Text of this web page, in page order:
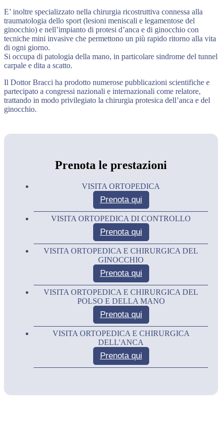
E’ inoltre specializzato nella chirurgia ricostruttiva connessa alla
traumatologia dello sport (lesioni meniscali e legamentose del
ginocchio) e nell’impianto di protesi d’anca e di ginocchio con
tecniche mini invasive che permettono un più rapido ritorno alla vita
di ogni giorno.
Si occupa di patologia della mano, in particolare sindrome del tunnel
carpale e dita a scatto.
Il Dottor Bracci ha prodotto numerose pubblicazioni scientifiche e
partecipato a congressi nazionali e internazionali come relatore,
trattando in modo privilegiato la chirurgia protesica dell’anca e del
ginocchio.
Prenota le prestazioni
VISITA ORTOPEDICA
Prenota qui
VISITA ORTOPEDICA DI CONTROLLO
Prenota qui
VISITA ORTOPEDICA E CHIRURGICA DEL
GINOCCHIO
Prenota qui
VISITA ORTOPEDICA E CHIRURGICA DEL
POLSO E DELLA MANO
Prenota qui
VISITA ORTOPEDICA E CHIRURGICA
DELL'ANCA
Prenota qui